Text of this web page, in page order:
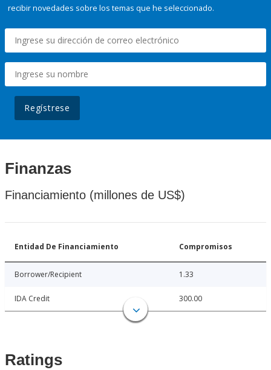
recibir novedades sobre los temas que he seleccionado.
Regístrese
Finanzas
Financiamiento (millones de US$)
Entidad De Financiamiento Compromisos
Borrower/Recipient 1.33
IDA Credit 300.00
Ratings